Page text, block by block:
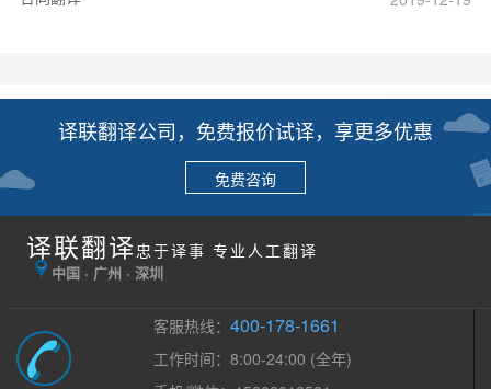
译联翻译公司，免费报价试译，享更多优惠
免费咨询
译联翻译 忠于译事 专业人工翻译
中国 · 广州 · 深圳
客服热线：400-178-1661
工作时间：8:00-24:00 (全年)